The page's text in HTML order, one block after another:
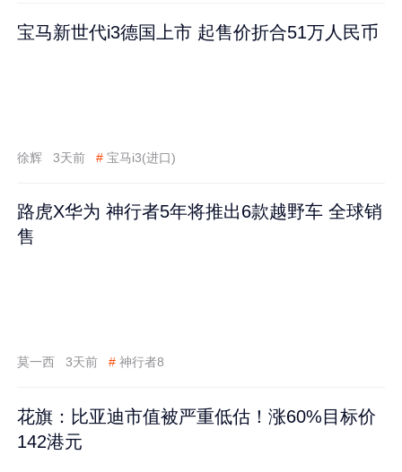
宝马新世代i3德国上市 起售价折合51万人民币
徐辉 3天前 # 宝马i3(进口)
路虎X华为 神行者5年将推出6款越野车 全球销
售
莫一西 3天前 # 神行者8
花旗：比亚迪市值被严重低估！涨60%目标价
142港元